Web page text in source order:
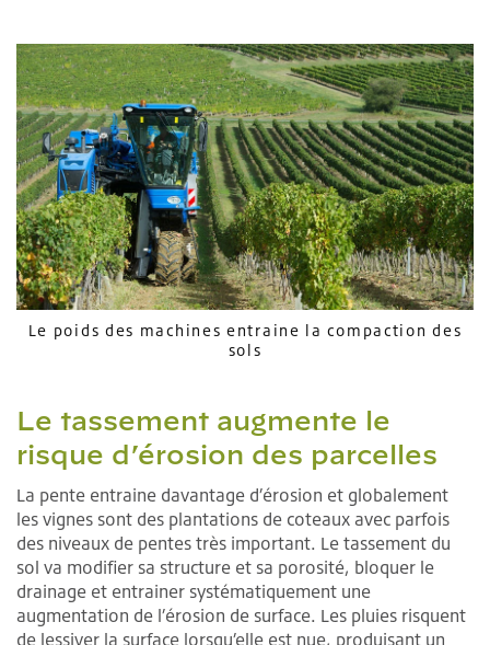
Le poids des machines entraine la compaction des
sols
Le tassement augmente le
risque d’érosion des parcelles
La pente entraine davantage d’érosion et globalement
les vignes sont des plantations de coteaux avec parfois
des niveaux de pentes très important. Le tassement du
sol va modifier sa structure et sa porosité, bloquer le
drainage et entrainer systématiquement une
augmentation de l’érosion de surface. Les pluies risquent
de lessiver la surface lorsqu’elle est nue, produisant un